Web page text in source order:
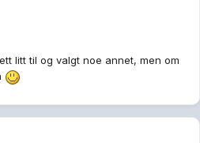
litt til og valgt noe annet, men om